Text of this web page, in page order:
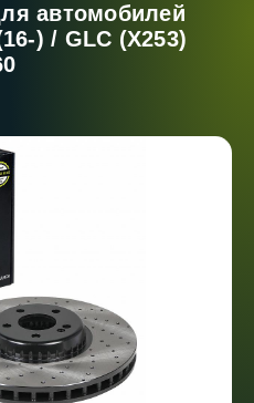
автомобилей
) / GLC (X253)